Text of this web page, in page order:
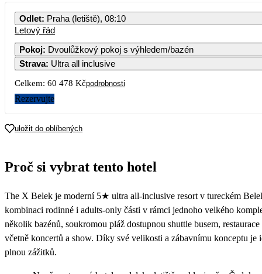
PO ÚT ST ČT PÁ
3
30 239
Odlet: Praha (letiště), 08:10
Letový řád
Pokoj: Dvoulůžkový pokoj s výhledem/bazén
Strava: Ultra all inclusive
Celkem: 60 478 Kčpodrobnosti
Rezervujte
uložit do oblíbených
Proč si vybrat tento hotel
The X Belek je moderní 5★ ultra all-inclusive resort v tureckém
kombinaci rodinné i adults-only části v rámci jednoho velkého
několik bazénů, soukromou pláž dostupnou shuttle busem,
včetně koncertů a show. Díky své velikosti a zábavnímu konceptu
plnou zážitků.